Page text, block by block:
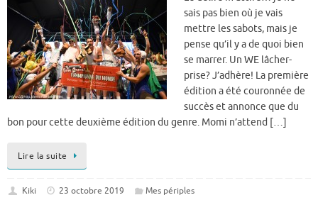
sais pas bien où je vais
mettre les sabots, mais je
pense qu’il y a de quoi bien
se marrer. Un WE lâcher-
prise? J’adhère! La première
édition a été couronnée de
succès et annonce que du
bon pour cette deuxième édition du genre. Momi n’attend […]
Lire la suite
Kiki 23 octobre 2019
Mes périples